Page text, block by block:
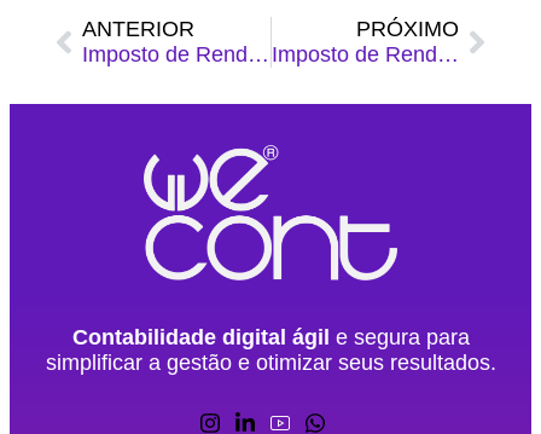
ANTERIOR
Imposto de Renda Retido na Fonte (IRRF): o que é e como calcular
PRÓXIMO
Imposto de Renda 2026: como declarar, alíquotas, isenção e muito mais
Contabilidade digital ágil e segura para
simplificar a gestão e otimizar seus resultados.